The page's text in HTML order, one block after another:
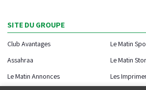
SITE DU GROUPE
Club Avantages
Le Matin
Assahraa
Le Matin
Le Matin Annonces
Les